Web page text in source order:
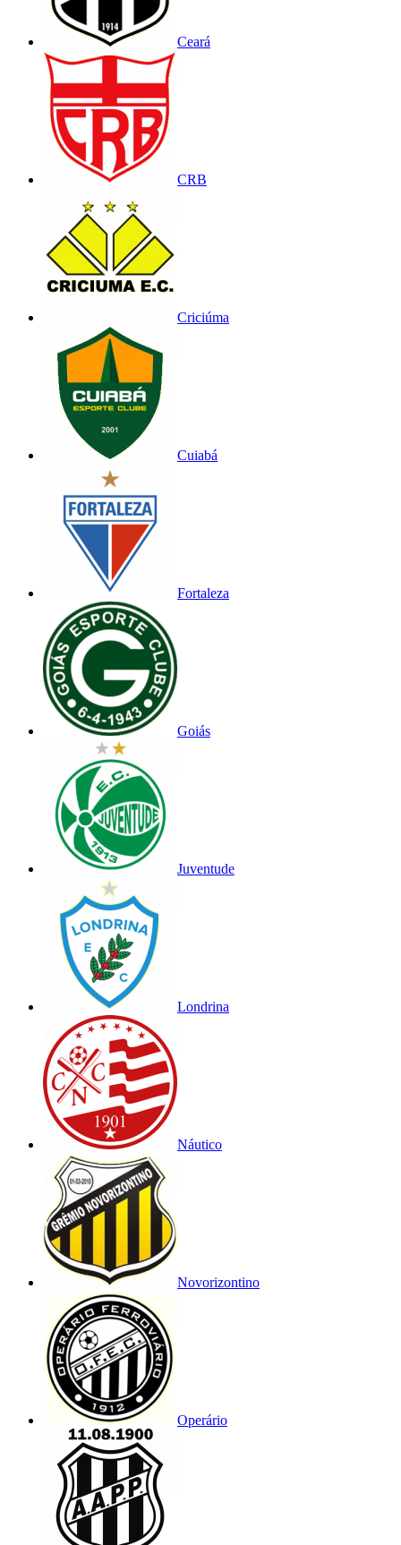
Ceará
CRB
Criciúma
Cuiabá
Fortaleza
Goiás
Juventude
Londrina
Náutico
Novorizontino
Operário